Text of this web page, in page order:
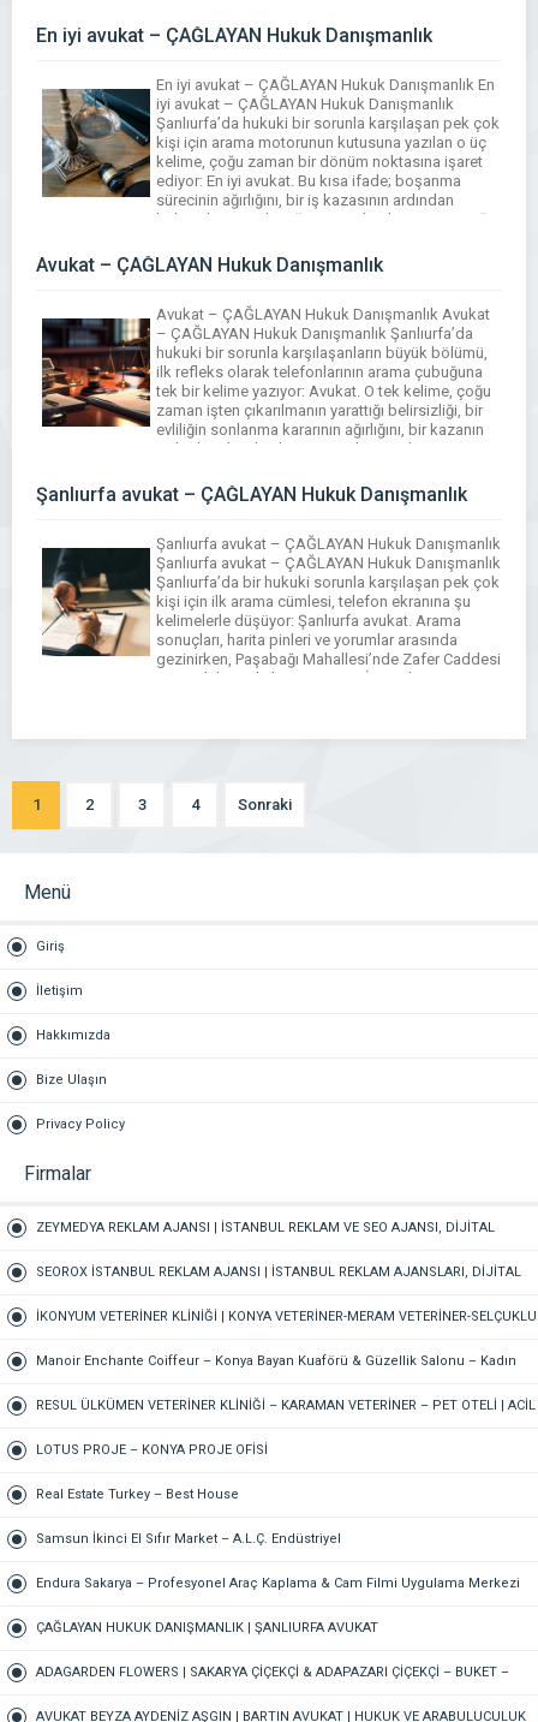
En iyi avukat – ÇAĞLAYAN Hukuk Danışmanlık
En iyi avukat – ÇAĞLAYAN Hukuk Danışmanlık En
iyi avukat – ÇAĞLAYAN Hukuk Danışmanlık
Şanlıurfa’da hukuki bir sorunla karşılaşan pek çok
kişi için arama motorunun kutusuna yazılan o üç
kelime, çoğu zaman bir dönüm noktasına işaret
ediyor: En iyi avukat. Bu kısa ifade; boşanma
sürecinin ağırlığını, bir iş kazasının ardından
belirsizleşen geleceği, işten çıkarılmanın yarattığı
Avukat – ÇAĞLAYAN Hukuk Danışmanlık
Avukat – ÇAĞLAYAN Hukuk Danışmanlık Avukat
– ÇAĞLAYAN Hukuk Danışmanlık Şanlıurfa’da
hukuki bir sorunla karşılaşanların büyük bölümü,
ilk refleks olarak telefonlarının arama çubuğuna
tek bir kelime yazıyor: Avukat. O tek kelime, çoğu
zaman işten çıkarılmanın yarattığı belirsizliği, bir
evliliğin sonlanma kararının ağırlığını, bir kazanın
ardından duyulan kaygıyı ya da ticari bir
Şanlıurfa avukat – ÇAĞLAYAN Hukuk Danışmanlık
Şanlıurfa avukat – ÇAĞLAYAN Hukuk Danışmanlık
Şanlıurfa avukat – ÇAĞLAYAN Hukuk Danışmanlık
Şanlıurfa’da bir hukuki sorunla karşılaşan pek çok
kişi için ilk arama cümlesi, telefon ekranına şu
kelimelerle düşüyor: Şanlıurfa avukat. Arama
sonuçları, harita pinleri ve yorumlar arasında
gezinirken, Paşabağı Mahallesi’nde Zafer Caddesi
üzerindeki Aydınlar Panaroma İş Merkezi A
1 2 3 4 Sonraki
Menü
Giriş
İletişim
Hakkımızda
Bize Ulaşın
Privacy Policy
Firmalar
ZEYMEDYA REKLAM AJANSI | İSTANBUL REKLAM VE SEO AJANSI, DİJİTAL
PAZARLAMA AJANSI, SOSYAL MEDYA AJANSI, 360 REKLAM
SEOROX İSTANBUL REKLAM AJANSI | İSTANBUL REKLAM AJANSLARI, DİJİTAL
PAZARLAMA AJANSI, SEO AJANSI & SOSYAL MEDYA AJANSI
İKONYUM VETERİNER KLİNİĞİ | KONYA VETERİNER-MERAM VETERİNER-SELÇUKLU
VETERİNER-KARATAY | ACİL-7/24 NÖBETÇİ VETERİNER KLİNİĞİ
Manoir Enchante Coiffeur – Konya Bayan Kuaförü & Güzellik Salonu – Kadın
Kuaförü – Meram Kuaför – Bayan Kuaförü – Konya Kuaför
RESUL ÜLKÜMEN VETERİNER KLİNİĞİ – KARAMAN VETERİNER – PET OTELİ | ACİL
VETERİNER – 7/24 AÇIK NÖBETÇİ VETERİNER KLİNİĞİ
LOTUS PROJE – KONYA PROJE OFİSİ
Real Estate Turkey – Best House
Samsun İkinci El Sıfır Market – A.L.Ç. Endüstriyel
Endura Sakarya – Profesyonel Araç Kaplama & Cam Filmi Uygulama Merkezi
ÇAĞLAYAN HUKUK DANIŞMANLIK | ŞANLIURFA AVUKAT
ADAGARDEN FLOWERS | SAKARYA ÇİÇEKÇİ & ADAPAZARI ÇİÇEKÇİ – BUKET –
GELİN ÇİÇEĞİ – DÜĞÜN-NİŞAN – ORGANİZASYON – ONLINE SİPARİŞ
AVUKAT BEYZA AYDENİZ AŞGIN | BARTIN AVUKAT | HUKUK VE ARABULUCULUK